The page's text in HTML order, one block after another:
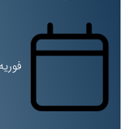
فوریه 17, 2026